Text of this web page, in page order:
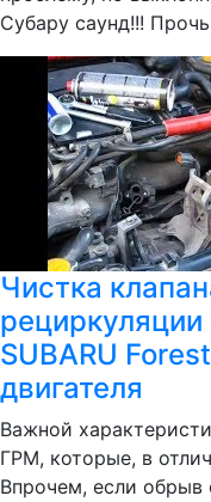
Субару саунд!!!
Чистка
SUBARU
двигателя
Важной
ГРМ, которые, в
Впрочем, если обрыв